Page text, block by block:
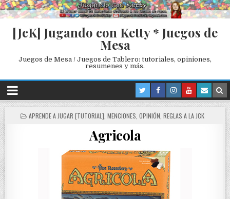
[JcK] Jugando con Ketty * Juegos de
Mesa
Juegos de Mesa / Juegos de Tablero: tutoriales, opiniones,
resumenes y más.
P
APRENDE A JUGAR [TUTORIAL] MENCIONES OPINIÓN REGLAS A LA JCK
Agricola